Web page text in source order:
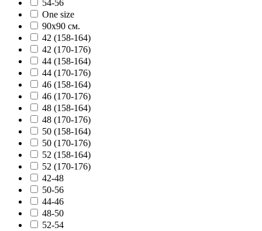
54-56
One size
90х90 см.
42 (158-164)
42 (170-176)
44 (158-164)
44 (170-176)
46 (158-164)
46 (170-176)
48 (158-164)
48 (170-176)
50 (158-164)
50 (170-176)
52 (158-164)
52 (170-176)
42-48
50-56
44-46
48-50
52-54